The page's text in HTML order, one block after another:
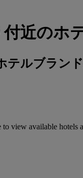
近のホ
テルブラン
view available hotels